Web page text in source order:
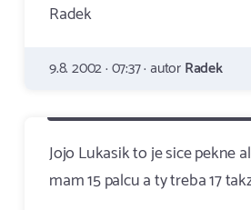
Radek
9.8. 2002 · 07:37 · autorRadek
Jojo Lukasik to je sice pekne
mam 15 palcu a ty treba 17